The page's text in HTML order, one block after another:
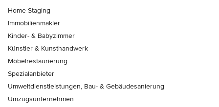
Home Staging
Immobilienmakler
Kinder- & Babyzimmer
Künstler & Kunsthandwerk
Möbelrestaurierung
Spezialanbieter
Umweltdienstleistungen, Bau- & Gebäudesanierung
Umzugsunternehmen